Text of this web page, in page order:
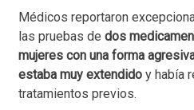
Médicos reportaron
las pruebas de dos
mujeres con una forma
estaba muy extendido y había
tratamientos previos.